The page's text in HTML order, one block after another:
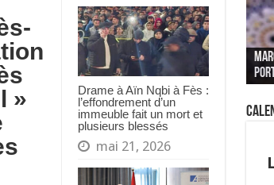
Drame à Aïn Nqbi à Fès :
l’effondrement d’un
immeuble fait un mort et
plusieurs blessés
mai 21, 2026
»
Le
des
«
L